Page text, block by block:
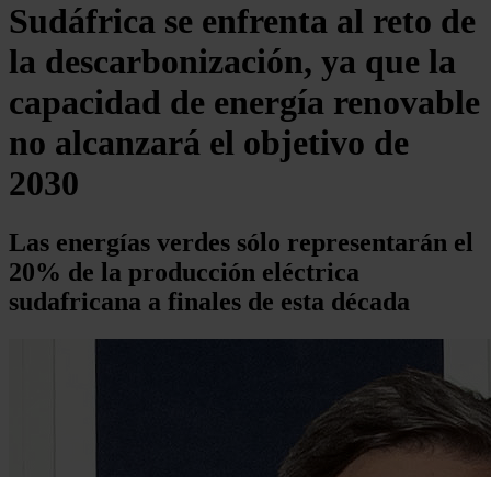
Sudáfrica se enfrenta al reto de
la descarbonización, ya que la
capacidad de energía renovable
no alcanzará el objetivo de
2030
Las energías verdes sólo representarán el
20% de la producción eléctrica
sudafricana a finales de esta década